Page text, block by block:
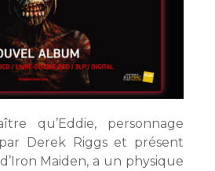
qu’Eddie, personnage
Derek Riggs et présent
Maiden, a un physique